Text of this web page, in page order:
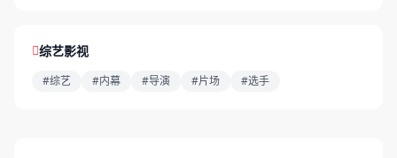
综艺影视
#综艺 #内幕 #导演 #片场 #选手